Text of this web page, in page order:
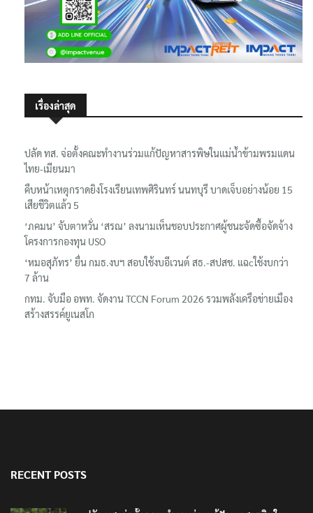
เรื่องล่าสุด
ปลัด ทส. จ่อตั้งคณะทำงานร่วมแก้ปัญหาสารพิษในแม่น้ำข้ามพรมแดน
ไทย-เมียนมา
คืบหน้าเหตุกราดยิงโรงเรียนเทพศิรินทร์ นนทบุรี บาดเจ็บอย่างน้อย 15
เสียชีวิตแล้ว 5
‘ภคมน’ จับตาหวั่น ‘สรณ’ ลงนามเห็นชอบประกาศผู้ชนะจัดซื้อจัดจ้าง
โครงการกองทุน USO
‘หมอสุภัทร’ ยื่น กมธ.งบฯ สอบใช้งบอีเวนต์ สธ.-สปสช. แฉcใช้งบกว่า
7 ล้าน
กทม. จับมือ อพท. จัดงาน TCCN Forum 2026 รวมพลังเครือข่ายเมือง
สร้างสรรค์ยูเนสโก
RECENT POSTS